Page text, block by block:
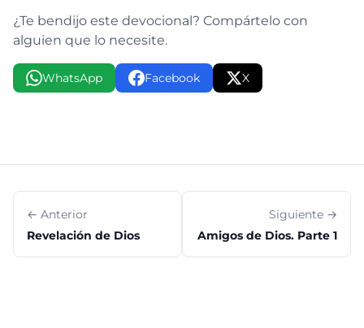
¿Te bendijo este devocional? Compártelo con
alguien que lo necesite.
WhatsApp Facebook X
← Anterior
Revelación de Dios
Siguiente →
Amigos de Dios. Parte 1